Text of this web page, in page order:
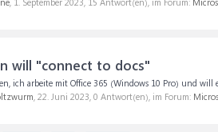
will "connect to docs"
ich arbeite mit Office 365 (Windows 10 Pro) und will
, 22. Juni 2023, 0 Antwort(en), im Forum: